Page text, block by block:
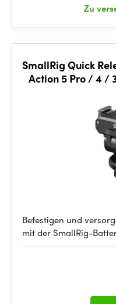
Zu
SmallRig Quick
Action 5 Pro / 4 /
Befestigen und
mit der SmallRig-